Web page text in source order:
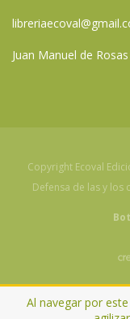
Al navegar por
Juan Manuel de
Copyright Ecoval
Defensa de las y los